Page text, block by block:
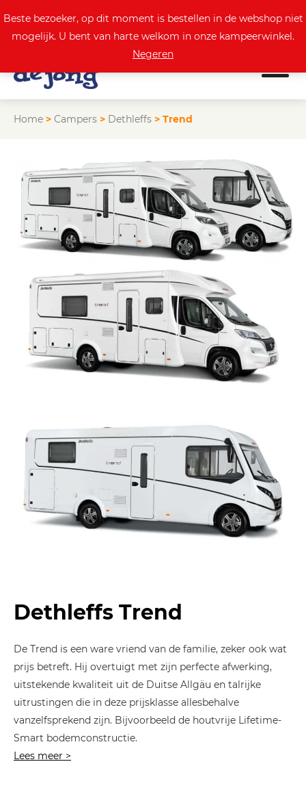
Actuele aanbod
Home > Campers > Dethleffs > Trend
Dethleffs Trend
De Trend is een ware vriend van de familie, zeker ook wat
prijs betreft. Hij overtuigt met zijn perfecte afwerking,
uitstekende kwaliteit uit de Duitse Allgäu en talrijke
uitrustingen die in deze prijsklasse allesbehalve
vanzelfsprekend zijn. Bijvoorbeeld de houtvrije Lifetime-
Smart bodemconstructie.
Lees meer >
Beste bezoeker, op dit moment is bestellen in de webshop niet
mogelijk. U bent van harte welkom in onze kampeerwinkel.
Negeren